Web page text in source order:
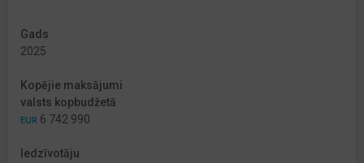
Gads
2025
Kopējie maksājumi
valsts kopbudžetā
EUR 6 742 990
Iedzīvotāju